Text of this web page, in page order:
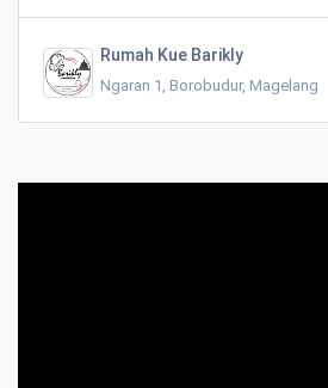
Rumah Kue Barikly
Ngaran 1, Borobudur, Magelang